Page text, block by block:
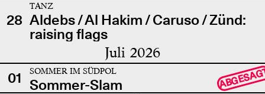
28
TANZ
Aldebs / Al Hakim / Caruso / Zünd:
raising flags
Juli 2026
01 SOMMER IM SÜDPOL
Sommer-Slam